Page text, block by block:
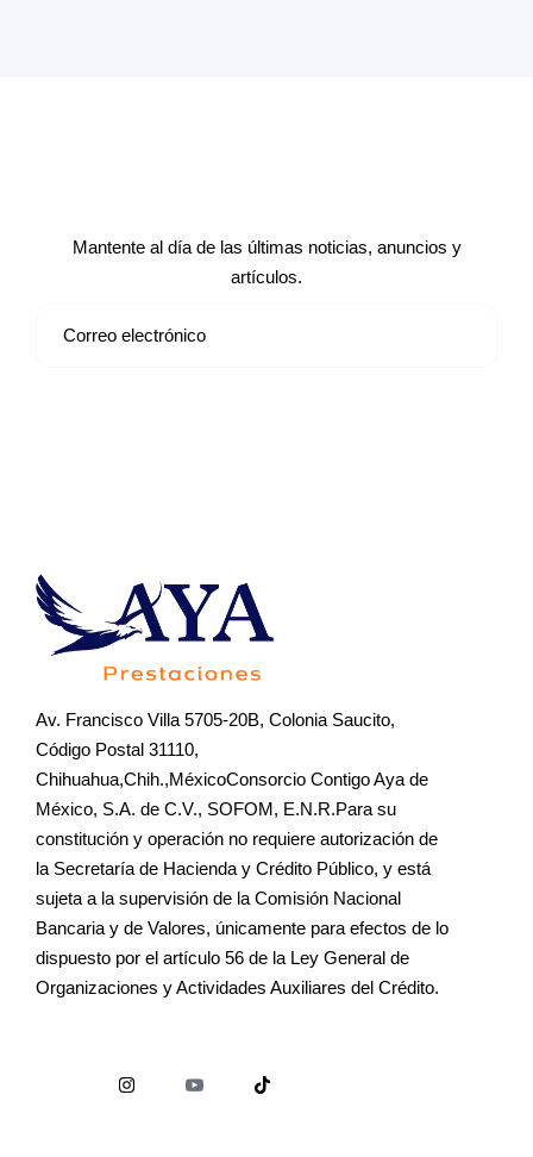
Mantente al día de las últimas noticias, anuncios y
artículos.
Av. Francisco Villa 5705-20B, Colonia Saucito,
Código Postal 31110,
Chihuahua,Chih.,MéxicoConsorcio Contigo Aya de
México, S.A. de C.V., SOFOM, E.N.R.Para su
constitución y operación no requiere autorización de
la Secretaría de Hacienda y Crédito Público, y está
sujeta a la supervisión de la Comisión Nacional
Bancaria y de Valores, únicamente para efectos de lo
dispuesto por el artículo 56 de la Ley General de
Organizaciones y Actividades Auxiliares del Crédito.